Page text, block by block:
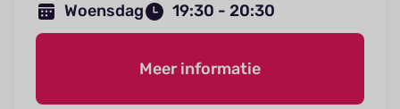
Woensdag
19:30 - 20:30
Meer informatie